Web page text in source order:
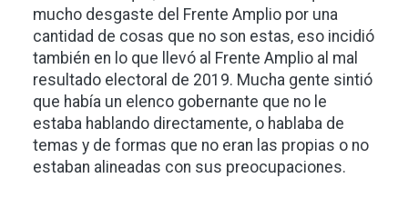
mucho desgaste del Frente Amplio por una
cantidad de cosas que no son estas, eso incidió
también en lo que llevó al Frente Amplio al mal
resultado electoral de 2019. Mucha gente sintió
que había un elenco gobernante que no le
estaba hablando directamente, o hablaba de
temas y de formas que no eran las propias o no
estaban alineadas con sus preocupaciones.